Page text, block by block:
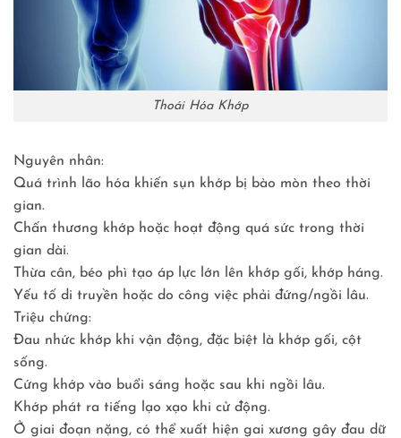
Thoái Hóa Khớp
Nguyên nhân:
Quá trình lão hóa khiến sụn khớp bị bào mòn theo thời
gian.
Chấn thương khớp hoặc hoạt động quá sức trong thời
gian dài.
Thừa cân, béo phì tạo áp lực lớn lên khớp gối, khớp háng.
Yếu tố di truyền hoặc do công việc phải đứng/ngồi lâu.
Triệu chứng:
Đau nhức khớp khi vận động, đặc biệt là khớp gối, cột
sống.
Cứng khớp vào buổi sáng hoặc sau khi ngồi lâu.
Khớp phát ra tiếng lạo xạo khi cử động.
Ở giai đoạn nặng, có thể xuất hiện gai xương gây đau dữ